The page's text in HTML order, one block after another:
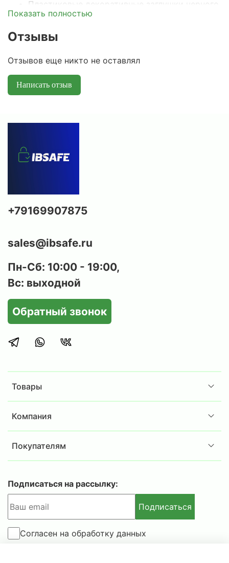
Пластиковые декоративные заглушки черного
цвета (с резьбой для установки Винтов Strong
отдельно.
Тип покрытия: порошковое, влагоустойчивое
Поставляются в разобранном виде
Показать полностью
Отзывы
Отзывов еще никто не оставлял
Написать отзыв
Товары
Компания
Покупателям
+79169907875
sales@ibsafe.ru
Пн-Сб: 10:00 - 19:00,
Вс: выходной
Обратный звонок
Подписаться на рассылку:
Подписаться
Согласен на обработку данных